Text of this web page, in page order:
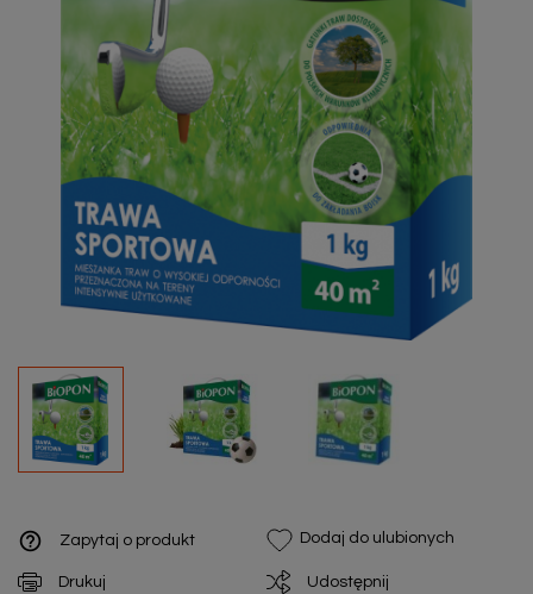
help_outline Zapytaj o produkt Dodaj do ulubionych
Drukuj Udostępnij